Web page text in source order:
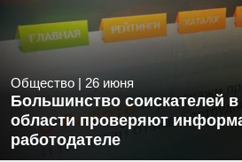
Общество | 26 июня
Большинство соискателей
области проверяют
работодателе